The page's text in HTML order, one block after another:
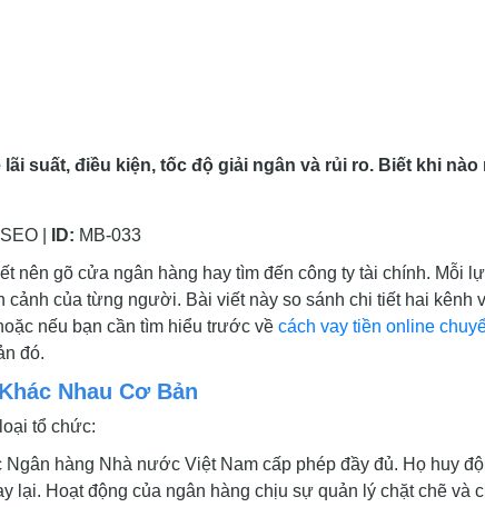
suất, điều kiện, tốc độ giải ngân và rủi ro. Biết khi nào
| ID: MB-033
nên gõ cửa ngân hàng hay tìm đến công ty tài chính. Mỗi
của từng người. Bài viết này so sánh chi tiết hai kênh
nếu bạn cần tìm hiểu trước về cách vay tiền online
đó.
Nhau Cơ Bản
tổ chức:
hàng Nhà nước Việt Nam cấp phép đầy đủ. Họ huy
lại. Hoạt động của ngân hàng chịu sự quản lý chặt chẽ và